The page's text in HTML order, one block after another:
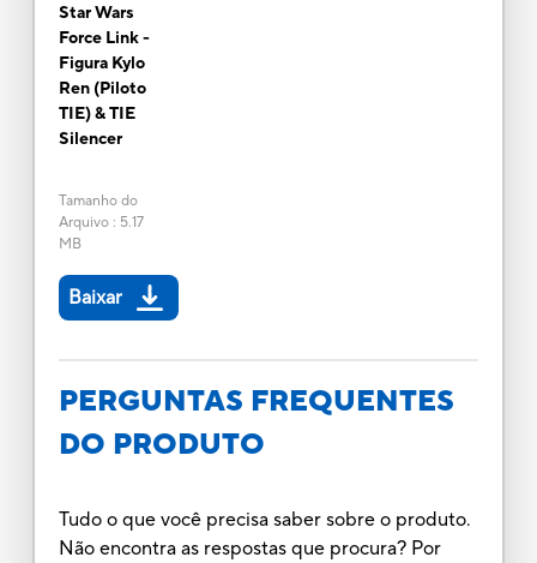
Star Wars
Force Link -
Figura Kylo
Ren (Piloto
TIE) & TIE
Silencer
Tamanho do
Arquivo: 5.17
MB
Baixar
PERGUNTAS FREQUENTES
DO PRODUTO
Tudo o que você precisa saber sobre o produto.
Não encontra as respostas que procura? Por